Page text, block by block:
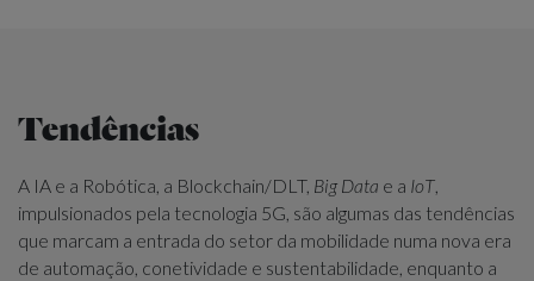
Tendências
A IA e a Robótica, a Blockchain/DLT, Big Data e a IoT,
impulsionados pela tecnologia 5G, são algumas das tendências
que marcam a entrada do setor da mobilidade numa nova era
de automação, conetividade e sustentabilidade, enquanto a